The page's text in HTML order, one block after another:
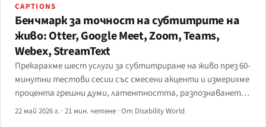
CAPTIONS
Бенчмарк за точност на субтитрите на
живо: Otter, Google Meet, Zoom, Teams,
Webex, StreamText
Прекарахме шест услуги за субтитриране на живо през 60-
минутни тестови сесии със смесени акценти и измерихме
процента грешни думи, латентността, разпознаването
на имена и интеграцията с помощни технологии.
22 май 2026 г. ·21 мин. четене ·От Disability World